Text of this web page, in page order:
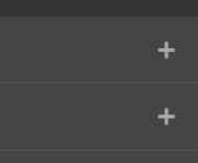
+
+